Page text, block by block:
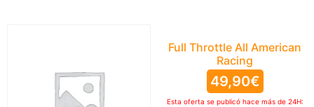
Full Throttle All American
Racing
49,90€
Esta oferta se publicó hace más de 24H: